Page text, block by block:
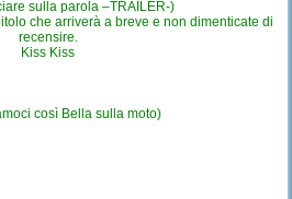
sulla parola –TRAILER-)
che arriverà a breve e non dimenticate di
recensire.
Kiss Kiss
così Bella sulla moto)